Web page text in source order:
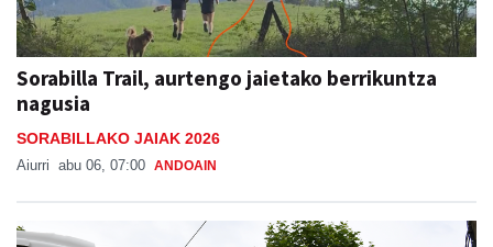
Sorabilla Trail, aurtengo jaietako berrikuntza
nagusia
SORABILLAKO JAIAK 2026
Aiurri abu 06, 07:00 ANDOAIN